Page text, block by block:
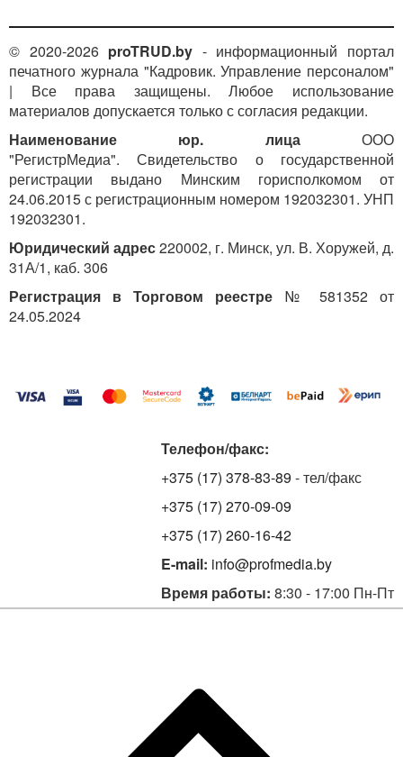
© 2020-2026 proTRUD.by - информационный портал
печатного журнала "Кадровик. Управление персоналом"
| Все права защищены. Любое использование
материалов допускается только с согласия редакции.
Наименование юр. лицаООО
"РегистрМедиа". Свидетельство о государственной
регистрации выдано Минским горисполкомом от
24.06.2015 с регистрационным номером 192032301. УНП
192032301.
Юридический адрес220002, г. Минск, ул. В. Хоружей, д.
31А/1, каб. 306
Регистрация в Торговом реестре № 581352 от
24.05.2024
Телефон/факс:
+375 (17) 378-83-89 - тел/факс
+375 (17) 270-09-09
+375 (17) 260-16-42
E-mail: info@profmedia.by
Время работы: 8:30 - 17:00 Пн-Пт